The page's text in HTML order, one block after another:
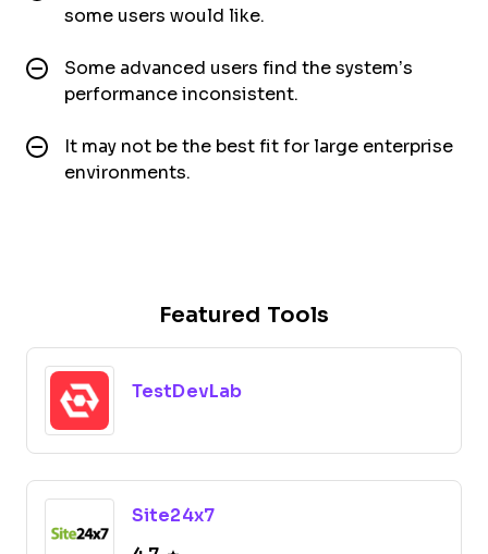
some users would like.
Some advanced users find the system’s
performance inconsistent.
It may not be the best fit for large enterprise
environments.
Featured Tools
TestDevLab
Site24x7